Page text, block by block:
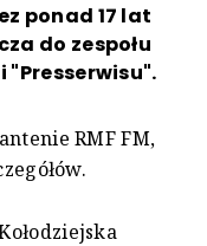
ponad 17 lat
do zespołu
"Presserwisu".
RMF FM,